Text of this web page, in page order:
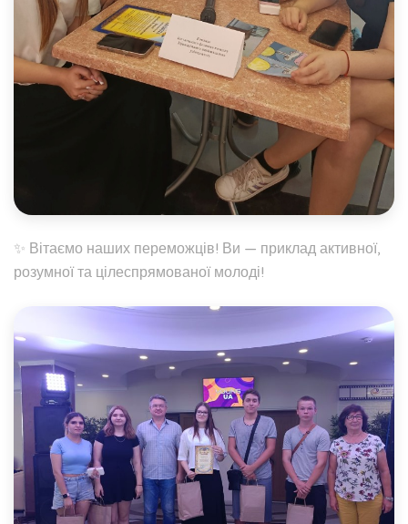
✨ Вітаємо наших переможців! Ви — приклад активної,
розумної та цілеспрямованої молоді!